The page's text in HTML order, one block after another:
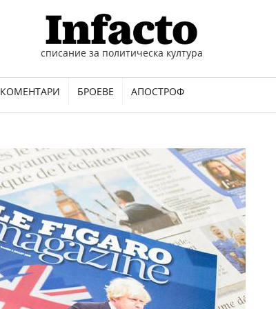
списание за политическа култура
КОМЕНТАРИ БРОЕВЕ АПОСТРОФ